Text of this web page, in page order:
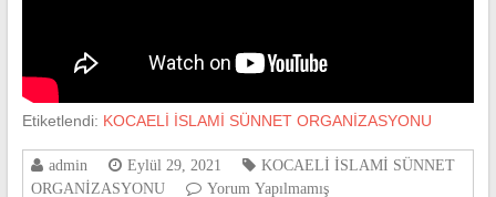
Etiketlendi: KOCAELİ İSLAMİ SÜNNET ORGANİZASYONU
admin Eylül 29, 2021
KOCAELİ İSLAMİ SÜNNET
ORGANİZASYONU
Yorum Yapılmamış